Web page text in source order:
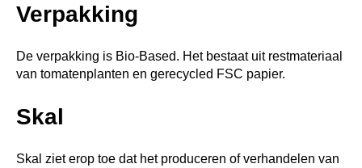
Verpakking
De verpakking is Bio-Based. Het bestaat uit restmateriaal
van tomatenplanten en gerecycled FSC papier.
Skal
Skal ziet erop toe dat het produceren of verhandelen van